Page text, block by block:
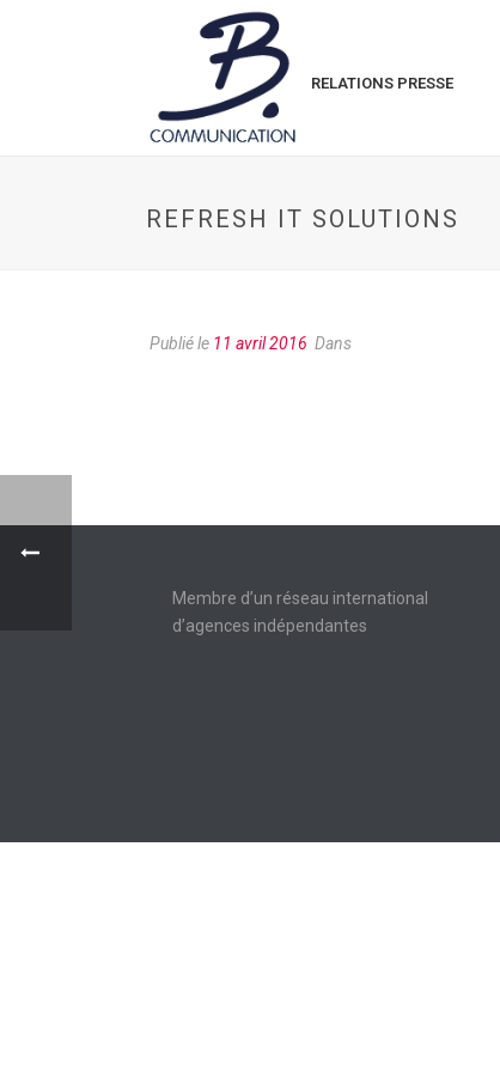
RELATIONS PRESSE
REFRESH IT SOLUTIONS
Publié le 11 avril 2016 Dans
Membre d’un réseau international
d’agences indépendantes